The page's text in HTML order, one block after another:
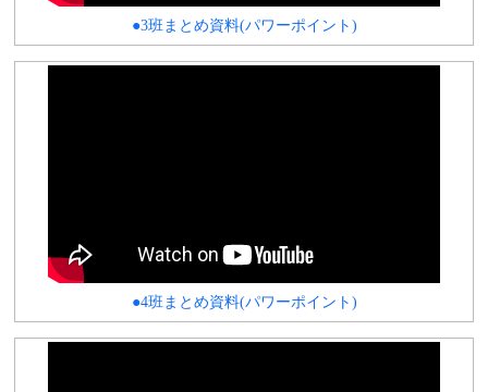
●3班まとめ資料(パワーポイント)
●4班まとめ資料(パワーポイント)